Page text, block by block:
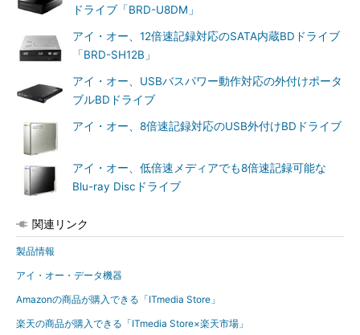
ドライブ「BRD-U8DM」
アイ・オー、12倍速記録対応のSATA内蔵BDドライブ
「BRD-SH12B」
アイ・オー、USBバスパワー動作対応の外付けポータ
ブルBDドライブ
アイ・オー、8倍速記録対応のUSB外付けBDドライブ
アイ・オー、低倍速メディアでも8倍速記録可能な
Blu-ray Discドライブ
関連リンク
製品情報
アイ・オー・データ機器
Amazonの商品が購入できる「ITmedia Store」
楽天の商品が購入できる「ITmedia Store×楽天市場」